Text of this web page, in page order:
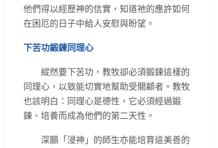
他們得以經歷神的信實，知道祂的應許如何
在困厄的日子中給人安慰與盼望。
下苦功鍛鍊同理心
縱然要下苦功，教牧卻必須鍛鍊這樣的
同理心，以致能切實地幫助受關顧者。教牧
也該明白：同理心是德性，它必須經過鍛
鍊、培養而成為他們的第二天性。
深願「浸神」的師生亦能培育這美善的